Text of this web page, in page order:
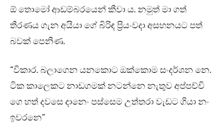
ඕ තොමෝ ආඩම්බරයෙන් කීවා ය. නමුත් මා ගත්
තීරණය ගැන අයියා ගේ බිරිඳ ප්‍රියංවදා අසහනයට පත්
බවක් පෙනිණ.
“විකාර. බලාගෙන යනකොට ඔක්කොම සංදර්ශන නෙ.
ටික කාලෙකට නාඩගමක් නටන්නෙ නැතුව අප්පච්චි
ගෙ හත් දවසෙ දානෙං පස්සෙම උත්තරා වැඩට ගියා නං
ඉවරනෙ”